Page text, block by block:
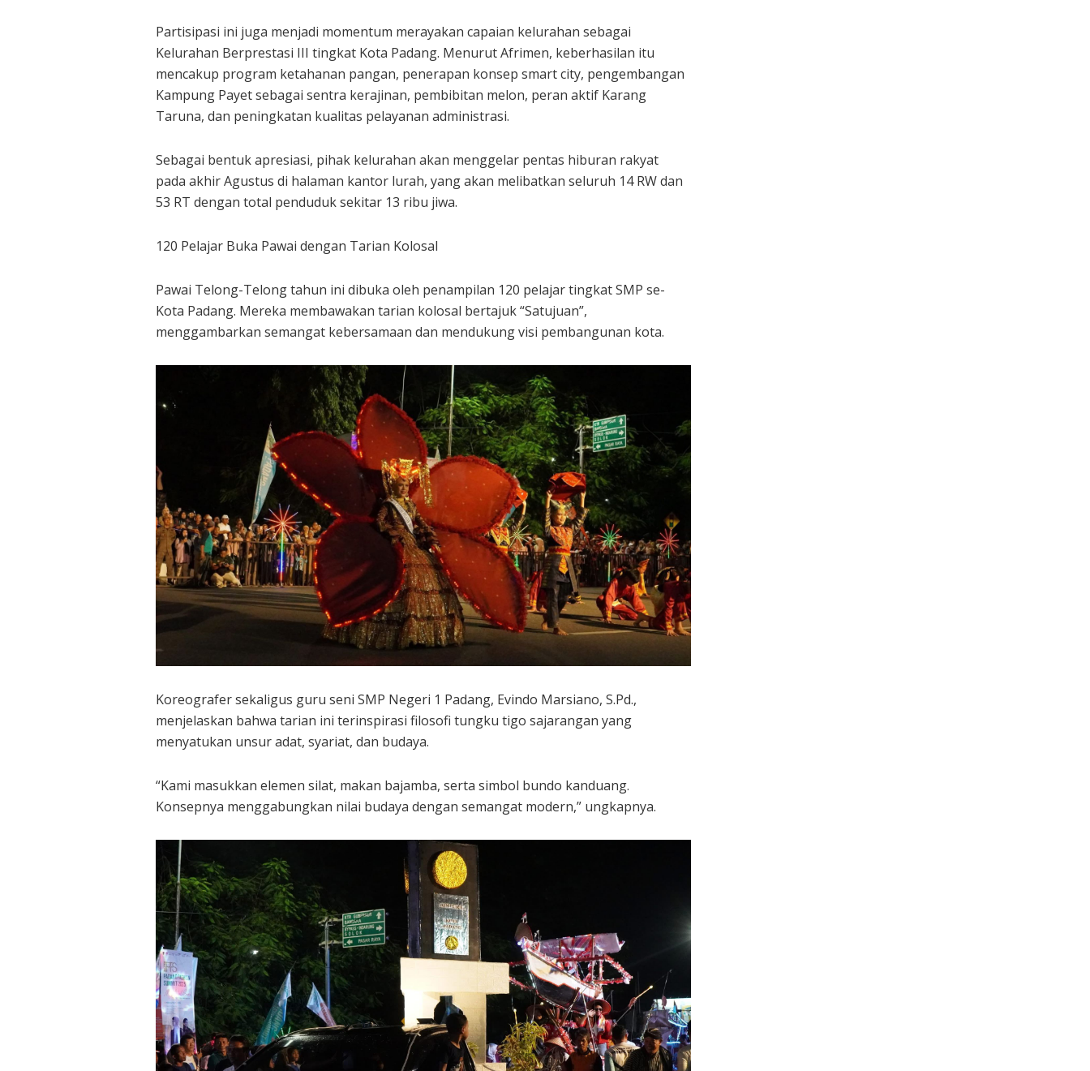
Partisipasi ini juga menjadi momentum merayakan capaian kelurahan sebagai
Kelurahan Berprestasi III tingkat Kota Padang. Menurut Afrimen, keberhasilan itu
mencakup program ketahanan pangan, penerapan konsep smart city, pengembangan
Kampung Payet sebagai sentra kerajinan, pembibitan melon, peran aktif Karang
Taruna, dan peningkatan kualitas pelayanan administrasi.
Sebagai bentuk apresiasi, pihak kelurahan akan menggelar pentas hiburan rakyat
pada akhir Agustus di halaman kantor lurah, yang akan melibatkan seluruh 14 RW dan
53 RT dengan total penduduk sekitar 13 ribu jiwa.
120 Pelajar Buka Pawai dengan Tarian Kolosal
Pawai Telong-Telong tahun ini dibuka oleh penampilan 120 pelajar tingkat SMP se-
Kota Padang. Mereka membawakan tarian kolosal bertajuk “Satujuan”,
menggambarkan semangat kebersamaan dan mendukung visi pembangunan kota.
Koreografer sekaligus guru seni SMP Negeri 1 Padang, Evindo Marsiano, S.Pd.,
menjelaskan bahwa tarian ini terinspirasi filosofi tungku tigo sajarangan yang
menyatukan unsur adat, syariat, dan budaya.
“Kami masukkan elemen silat, makan bajamba, serta simbol bundo kanduang.
Konsepnya menggabungkan nilai budaya dengan semangat modern,” ungkapnya.